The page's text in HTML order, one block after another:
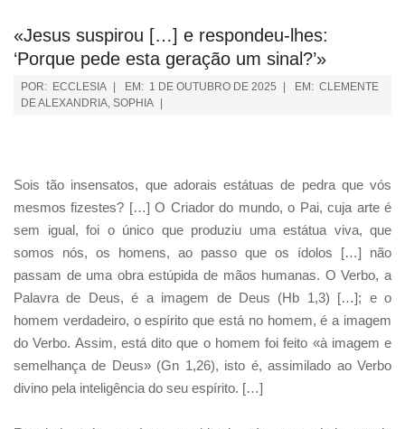
«Jesus suspirou […] e respondeu-lhes:
‘Porque pede esta geração um sinal?’»
POR: ECCLESIA EM: 1 DE OUTUBRO DE 2025 EM: CLEMENTE
DE ALEXANDRIA, SOPHIA
Sois tão insensatos, que adorais estátuas de pedra que vós
mesmos fizestes? […] O Criador do mundo, o Pai, cuja arte é
sem igual, foi o único que produziu uma estátua viva, que
somos nós, os homens, ao passo que os ídolos […] não
passam de uma obra estúpida de mãos humanas. O Verbo, a
Palavra de Deus, é a imagem de Deus (Hb 1,3) […]; e o
homem verdadeiro, o espírito que está no homem, é a imagem
do Verbo. Assim, está dito que o homem foi feito «à imagem e
semelhança de Deus» (Gn 1,26), isto é, assimilado ao Verbo
divino pela inteligência do seu espírito. […]